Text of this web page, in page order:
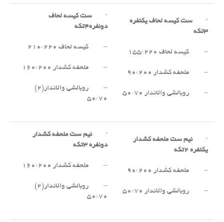
· ست کیسه لحاف یکنفره
۳تکه
– کیسه لحاف ۲۲۰*۱۵۵
– ملحفه کشدار ۲۰۰*۹۰
– روبالشی والاندار ۷۰*۵۰
· ست کیسه لحاف
دونفره۴تکه
– کیسه لحاف ۲۲۰*۲۱۰
– ملحفه کشدار ۲۰۰*۱۶۰
– روبالشی والاندار(۲)
۷۰*۵۰
·نیم ست ملحفه کشدار
یکنفره ۲تکه
– ملحفه کشدار ۲۰۰*۹۰
– روبالشی والاندار ۷۰*۵۰
·نیم ست ملحفه کشدار
دونفره ۳تکه
– ملحفه کشدار ۲۰۰*۱۶۰
– روبالشی والاندار(۲)
۷۰*۵۰